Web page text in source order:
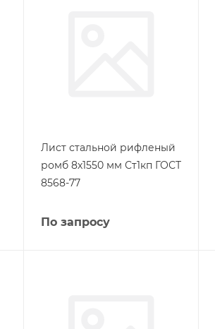
Лист стальной рифленый
ромб 8х1550 мм Ст1кп ГОСТ
8568-77
По запросу